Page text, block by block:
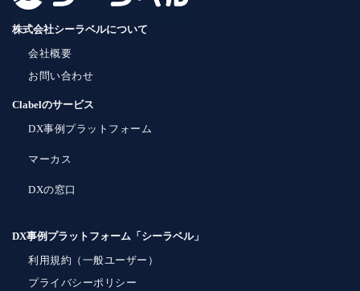
株式会社シーラベルについて
会社概要
お問い合わせ
Clabelのサービス
DX事例プラットフォーム
マーカス
DXの窓口
DX事例プラットフォーム「シーラベル」
利用規約（一般ユーザー）
プライバシーポリシー